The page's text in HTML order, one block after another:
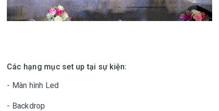
Các hạng mục set up tại sự kiện:
- Màn hình Led
- Backdrop